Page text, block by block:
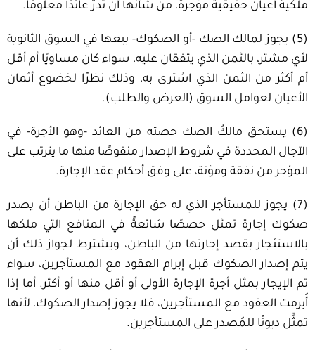
ملكية أعيان حقيقية مؤجرة، من شأنها أن تدرَّ عائدًا معلومًا.
(5) يجوز لمالك الصك -أو الصكوك- بيعها في السوق الثانوية
لأي مشتر، بالثمن الذي يتفقان عليه، سواء كان مساويًا أم أقل
أم أكثر من الثمن الذي اشترى به، وذلك نظرًا لخضوع أثمان
الأعيان لعوامل السوق (العرض والطلب).
(6) يستحق مالكُ الصك حصته من العائد -وهو الأجرة- في
الآجال المحددة في شروط الإصدار منقوصًا منها ما يترتب على
المؤجر من نفقة ومؤنة، على وفق أحكام عقد الإجارة.
(7) يجوز للمستأجر الذي له حق الإجارة من الباطن أن يصدر
صكوك إجارة تمثل حصصًا شائعةً في المنافع التي ملكها
بالاستئجار بقصد إجارتها من الباطن، ويشترط لجواز ذلك أن
يتم إصدار الصكوك قبل إبرام العقود مع المستأجرين، سواء
تم الإيجار بمثل أجرة الإجارة الأولى أو أقل منها أو أكثر. أما إذا
أُبرمت العقود مع المستأجرين، فلا يجوز إصدار الصكوك، لأنها
تمثِّل ديونًا للمُصدر على المستأجرين.